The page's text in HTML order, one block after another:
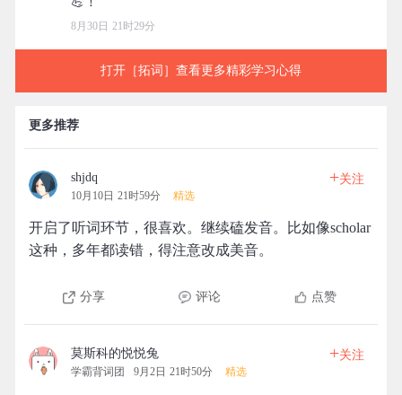
8月30日 21时29分
打开［拓词］查看更多精彩学习心得
更多推荐
shjdq
10月10日 21时59分 精选
+关注
开启了听词环节，很喜欢。继续磕发音。比如像scholar
这种，多年都读错，得注意改成美音。
分享 评论 点赞
莫斯科的悦悦兔
学霸背词团 9月2日 21时50分 精选
+关注